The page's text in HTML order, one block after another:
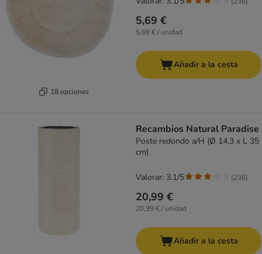
18 opciones
5,69 €
5,69 € / unidad
Añadir a la cesta
Recambios Natural Paradise
Poste redondo a/H (Ø 14,3 x L 35
cm)
20,99 €
20,99 € / unidad
Valorar: 3.1/5 (236)
Añadir a la cesta